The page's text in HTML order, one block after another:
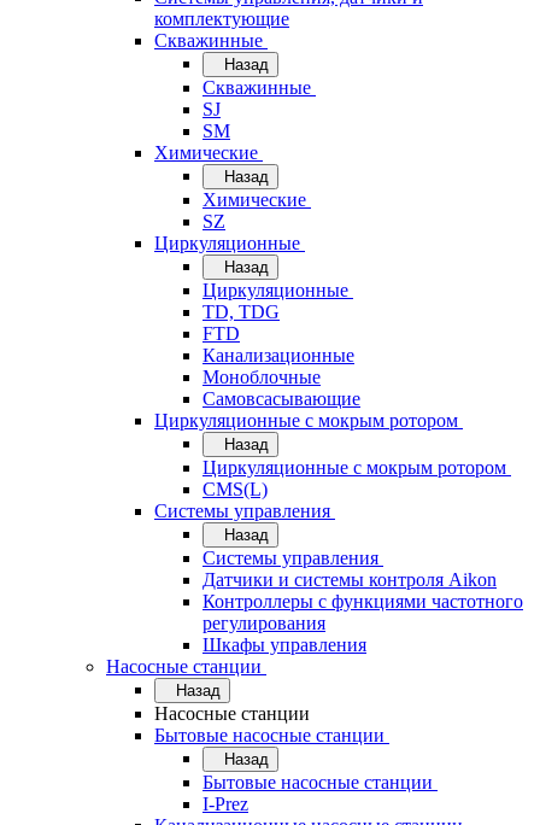
комплектующие
Скважинные
Назад
Скважинные
SJ
SM
Химические
Назад
Химические
SZ
Циркуляционные
Назад
Циркуляционные
TD, TDG
FTD
Канализационные
Моноблочные
Самовсасывающие
Циркуляционные с мокрым ротором
Назад
Циркуляционные с мокрым ротором
CMS(L)
Системы управления
Назад
Системы управления
Датчики и системы контроля Aikon
Контроллеры с функциями частотного
регулирования
Шкафы управления
Насосные станции
Назад
Насосные станции
Бытовые насосные станции
Назад
Бытовые насосные станции
I-Prez